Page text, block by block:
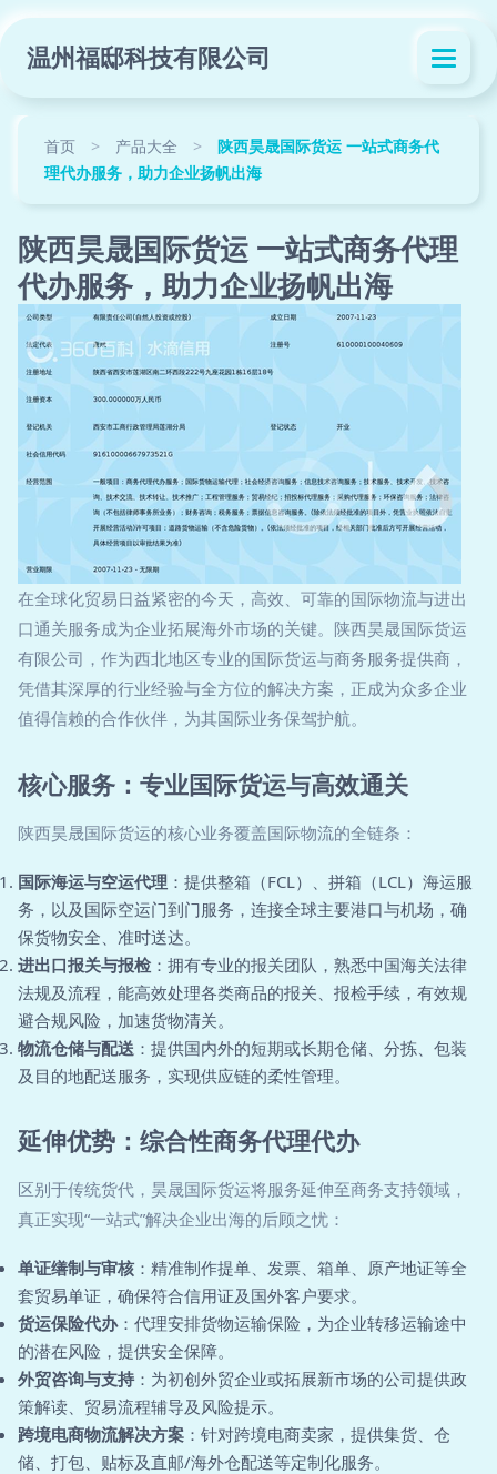
温州福邸科技有限公司
首页 > 产品大全 >
陕西昊晟国际货运 一站式商务代
理代办服务，助力企业扬帆出海
陕西昊晟国际货运 一站式商务代理
代办服务，助力企业扬帆出海
在全球化贸易日益紧密的今天，高效、可靠的国际物流与进出
口通关服务成为企业拓展海外市场的关键。陕西昊晟国际货运
有限公司，作为西北地区专业的国际货运与商务服务提供商，
凭借其深厚的行业经验与全方位的解决方案，正成为众多企业
值得信赖的合作伙伴，为其国际业务保驾护航。
核心服务：专业国际货运与高效通关
陕西昊晟国际货运的核心业务覆盖国际物流的全链条：
国际海运与空运代理 ：提供整箱（FCL）、拼箱（LCL）海运服
务，以及国际空运门到门服务，连接全球主要港口与机场，确
保货物安全、准时送达。
进出口报关与报检 ：拥有专业的报关团队，熟悉中国海关法律
法规及流程，能高效处理各类商品的报关、报检手续，有效规
避合规风险，加速货物清关。
物流仓储与配送 ：提供国内外的短期或长期仓储、分拣、包装
及目的地配送服务，实现供应链的柔性管理。
延伸优势：综合性商务代理代办
区别于传统货代，昊晟国际货运将服务延伸至商务支持领域，
真正实现“一站式”解决企业出海的后顾之忧：
单证缮制与审核：精准制作提单、发票、箱单、原产地证等全
套贸易单证，确保符合信用证及国外客户要求。
货运保险代办：代理安排货物运输保险，为企业转移运输途中
的潜在风险，提供安全保障。
外贸咨询与支持：为初创外贸企业或拓展新市场的公司提供政
策解读、贸易流程辅导及风险提示。
跨境电商物流解决方案 ：针对跨境电商卖家，提供集货、仓
储、打包、贴标及直邮/海外仓配送等定制化服务。